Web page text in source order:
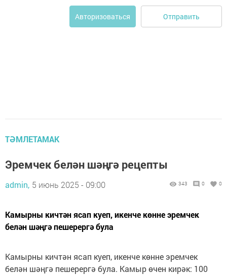
Авторизоваться Отправить
ТӘМЛЕТАМАК
Эремчек белән шәңгә рецепты
admin, 5 июнь 2025 - 09:00 343 0 0
Камырны кичтән ясап куеп, икенче көнне эремчек
белән шәңгә пешерергә була
Камырны кичтән ясап куеп, икенче көнне эремчек
белән шәңгә пешерергә була. Камыр өчен кирәк: 100